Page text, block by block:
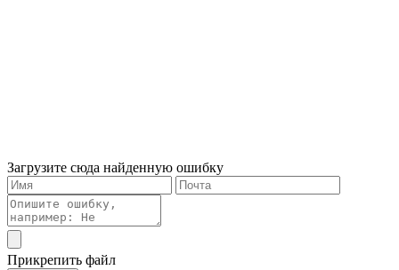
Загрузите сюда найденную ошибку
Прикрепить файл